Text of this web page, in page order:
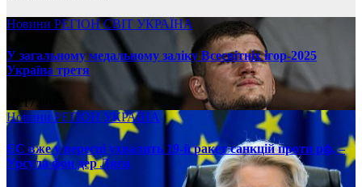
Новини РЕГІОНСВІТ УКРАЇНА
У загальному медальному заліку Всесвітніх ігор-2025
Україна третя
08.17.2025
НовиниРЕГІОН УКРАЇНА
ЄС вже у вересні ухвалить 19-й ракет санкцій проти рф, –
Урсула фон дер Ляєн